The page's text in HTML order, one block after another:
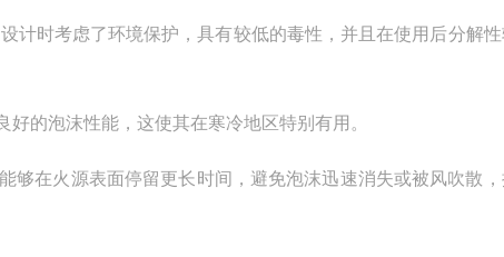
时考虑了环境保护，具有较低的毒性，并且在使用后分解
的泡沫性能，这使其在寒冷地区特别有用。
在火源表面停留更长时间，避免泡沫迅速消失或被风吹散